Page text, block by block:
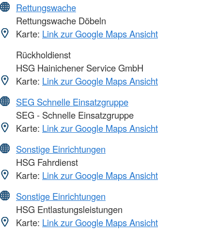
Rettungswache
Rettungswache Döbeln
Karte: Link zur Google Maps Ansicht
Rückholdienst
HSG Hainichener Service GmbH
Karte: Link zur Google Maps Ansicht
SEG Schnelle Einsatzgruppe
SEG - Schnelle Einsatzgruppe
Karte: Link zur Google Maps Ansicht
Sonstige Einrichtungen
HSG Fahrdienst
Karte: Link zur Google Maps Ansicht
Sonstige Einrichtungen
HSG Entlastungsleistungen
Karte: Link zur Google Maps Ansicht